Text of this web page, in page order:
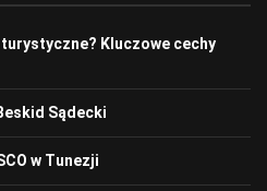
Kluczowe cechy
Sądecki
w Tunezji